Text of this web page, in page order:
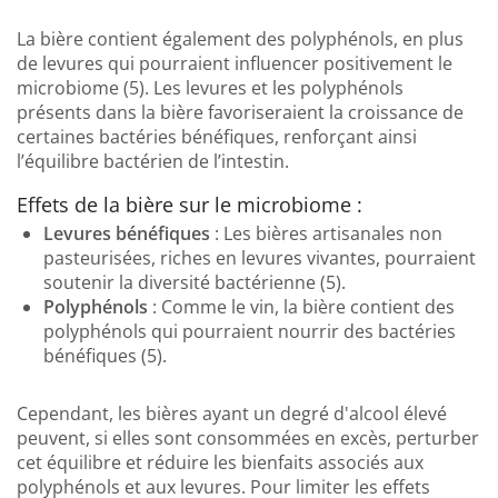
La bière contient également des polyphénols, en plus
de levures qui pourraient influencer positivement le
microbiome (5). Les levures et les polyphénols
présents dans la bière favoriseraient la croissance de
certaines bactéries bénéfiques, renforçant ainsi
l’équilibre bactérien de l’intestin.
Effets de la bière sur le microbiome :
Levures bénéfiques : Les bières artisanales non
pasteurisées, riches en levures vivantes, pourraient
soutenir la diversité bactérienne (5).
Polyphénols : Comme le vin, la bière contient des
polyphénols qui pourraient nourrir des bactéries
bénéfiques (5).
Cependant, les bières ayant un degré d'alcool élevé
peuvent, si elles sont consommées en excès, perturber
cet équilibre et réduire les bienfaits associés aux
polyphénols et aux levures. Pour limiter les effets